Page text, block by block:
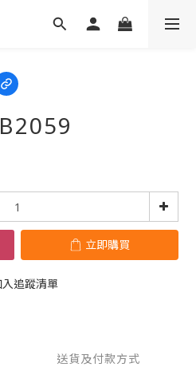
立即購買
入追蹤清單
送貨及付款方式